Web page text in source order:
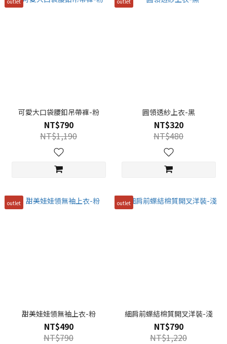
可愛大口袋腰釦吊帶褲-粉
NT$790
NT$1,190
圓領透紗上衣-黑
NT$320
NT$480
outlet
甜美娃娃領無袖上衣-粉
NT$490
NT$790
outlet
細肩前蝶結棉質開叉洋裝-淺
NT$790
NT$1,220